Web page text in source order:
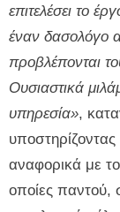
επιτελέσει το
έναν δασολόγο
προβλέπονται
Ουσιαστικά
υπηρεσία»,
αναφορικά με
οποίες παντού,